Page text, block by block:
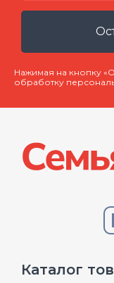
Нажимая на кнопку
обработку
Каталог